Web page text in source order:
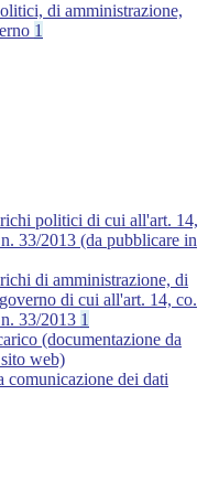
di amministrazione,
1
politici di cui all'art. 14,
33/2013 (da pubblicare in
di amministrazione, di
di cui all'art. 14, co.
33/2013 1
(documentazione da
web)
comunicazione dei dati